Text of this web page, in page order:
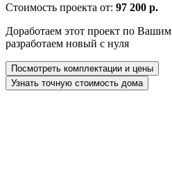
Стоимость проекта от: 97 200 р.
Доработаем этот проект по
разработаем новый с нуля
Посмотреть комплектации и цены
Узнать точную стоимость дома